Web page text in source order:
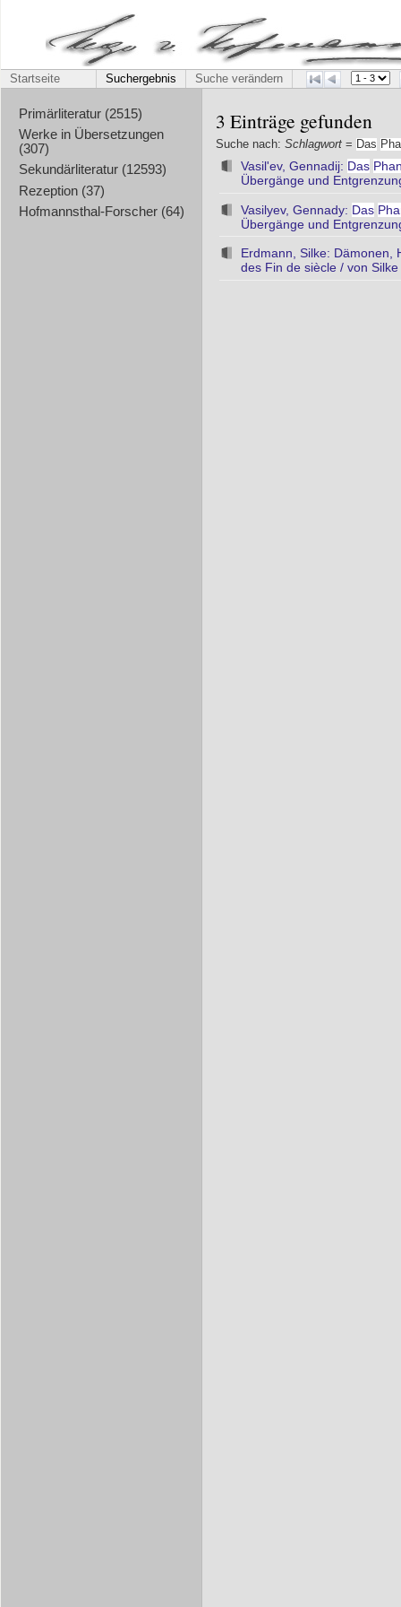
Startseite Suchergebnis Suche verändern
Primärliteratur (2515)
Werke in Übersetzungen
(307)
Sekundärliteratur (12593)
Rezeption (37)
Hofmannsthal-Forscher (64)
3 Einträge gefunden
Suche nach: Schlagwort = Das
Vasil'ev, Gennadij: Das
Übergänge und
Vasilyev, Gennady: Das
Übergänge und
Erdmann, Silke: Dämonen,
des Fin de siècle / von